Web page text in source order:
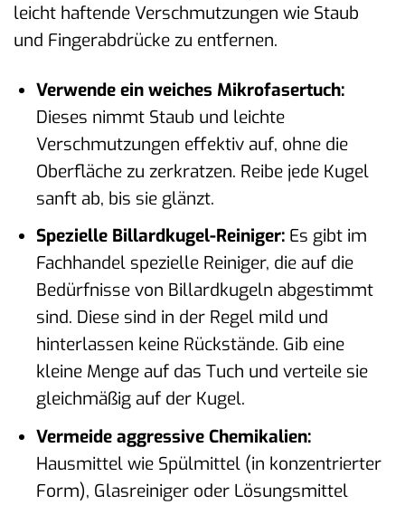
leicht haftende Verschmutzungen wie Staub
und Fingerabdrücke zu entfernen.
Verwende ein weiches Mikrofasertuch:
Dieses nimmt Staub und leichte
Verschmutzungen effektiv auf, ohne die
Oberfläche zu zerkratzen. Reibe jede Kugel
sanft ab, bis sie glänzt.
Spezielle Billardkugel-Reiniger:Es gibt im
Fachhandel spezielle Reiniger, die auf die
Bedürfnisse von Billardkugeln abgestimmt
sind. Diese sind in der Regel mild und
hinterlassen keine Rückstände. Gib eine
kleine Menge auf das Tuch und verteile sie
gleichmäßig auf der Kugel.
Vermeide aggressive Chemikalien:
Hausmittel wie Spülmittel (in konzentrierter
Form), Glasreiniger oder Lösungsmittel